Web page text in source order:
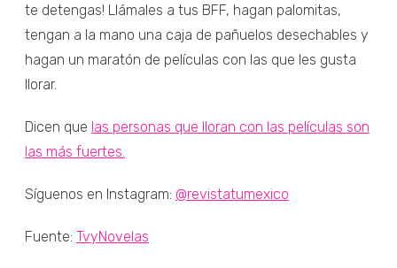
te detengas! Llámales a tus BFF, hagan palomitas,
tengan a la mano una caja de pañuelos desechables y
hagan un maratón de películas con las que les gusta
llorar.
Dicen que las personas que lloran con las películas son
las más fuertes.
Síguenos en Instagram: @revistatumexico
Fuente: TvyNovelas